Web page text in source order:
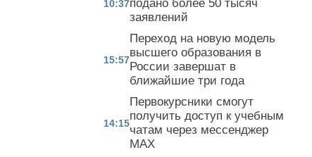
10:37подано более 50 тысяч
заявлений
15:57
Переход на новую модель
высшего образования в
России завершат в
ближайшие три года
14:15
Первокурсники смогут
получить доступ к учебным
чатам через мессенджер
MAX